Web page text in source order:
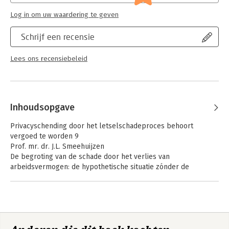
Serie:
Schrijf een recensie
Lees ons recensiebeleid
Log in om uw waardering te geven
Inhoudsopgave
Privacyschending door het letselschadeproces behoort
vergoed te worden 9
Prof. mr. dr. J.L. Smeehuijzen
De begroting van de schade door het verlies van
arbeidsvermogen: de hypothetische situatie zónder de